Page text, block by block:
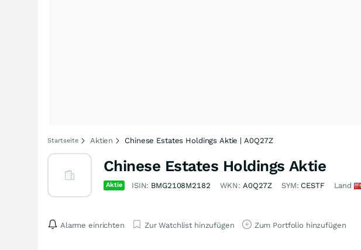
Startseite Aktien Chinese Estates Holdings Aktie | A0Q27Z
Chinese Estates Holdings Aktie
Aktie ISIN: BMG2108M2182 WKN: A0Q27Z SYM: CESTF Land
Alarme einrichten Zur Watchlist hinzufügen Zum Portfolio hinzufügen